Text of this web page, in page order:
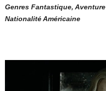
Genres Fantastique, Aventure
Nationalité Américaine